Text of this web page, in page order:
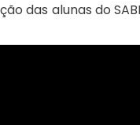
das alunas do